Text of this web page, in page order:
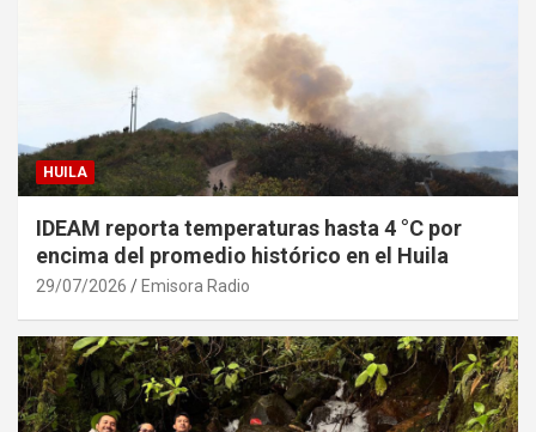
HUILA
IDEAM reporta temperaturas hasta 4 °C por
encima del promedio histórico en el Huila
29/07/2026 Emisora Radio